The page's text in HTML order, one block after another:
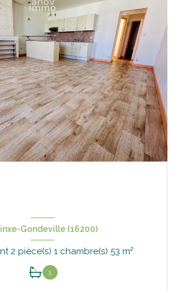
Gondeville (16200)
Appartement 2 pièce(s) 1 chambre(s) 53 m²
1